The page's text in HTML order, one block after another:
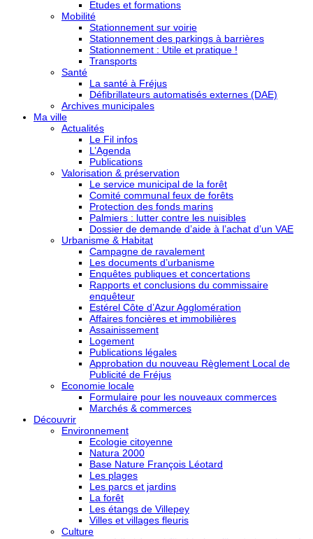
Etudes et formations
Mobilité
Stationnement sur voirie
Stationnement des parkings à barrières
Stationnement : Utile et pratique !
Transports
Santé
La santé à Fréjus
Défibrillateurs automatisés externes (DAE)
Archives municipales
Ma ville
Actualités
Le Fil infos
L’Agenda
Publications
Valorisation & préservation
Le service municipal de la forêt
Comité communal feux de forêts
Protection des fonds marins
Palmiers : lutter contre les nuisibles
Dossier de demande d’aide à l’achat d’un VAE
Urbanisme & Habitat
Campagne de ravalement
Les documents d’urbanisme
Enquêtes publiques et concertations
Rapports et conclusions du commissaire
enquêteur
Estérel Côte d’Azur Agglomération
Affaires foncières et immobilières
Assainissement
Logement
Publications légales
Approbation du nouveau Règlement Local de
Publicité de Fréjus
Economie locale
Formulaire pour les nouveaux commerces
Marchés & commerces
Découvrir
Environnement
Ecologie citoyenne
Natura 2000
Base Nature François Léotard
Les plages
Les parcs et jardins
La forêt
Les étangs de Villepey
Villes et villages fleuris
Culture